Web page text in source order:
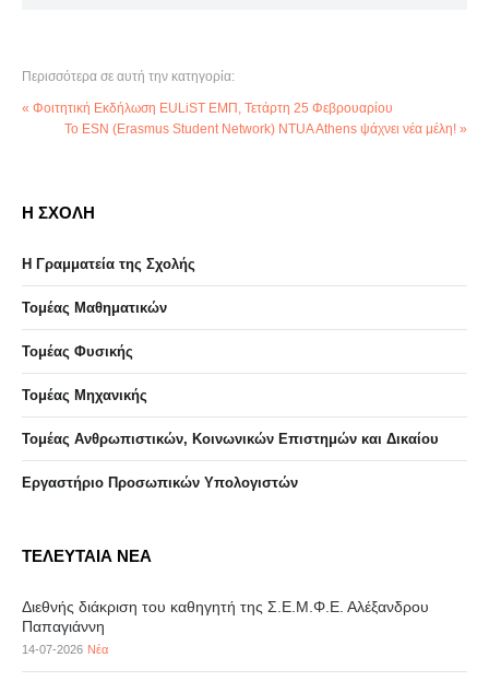
Περισσότερα σε αυτή την κατηγορία:
« Φοιτητική Εκδήλωση EULiST ΕΜΠ, Τετάρτη 25 Φεβρουαρίου
Το ESN (Erasmus Student Network) NTUA Athens ψάχνει νέα μέλη! »
Η ΣΧΟΛΗ
Η Γραμματεία της Σχολής
Τομέας Μαθηματικών
Τομέας Φυσικής
Τομέας Μηχανικής
Τομέας Ανθρωπιστικών, Κοινωνικών Επιστημών και Δικαίου
Eργαστήριo Προσωπικών Υπολογιστών
ΤΕΛΕΥΤΑΙΑ ΝΕΑ
Διεθνής διάκριση του καθηγητή της Σ.Ε.Μ.Φ.Ε. Αλέξανδρου
Παπαγιάννη
14-07-2026 Νέα